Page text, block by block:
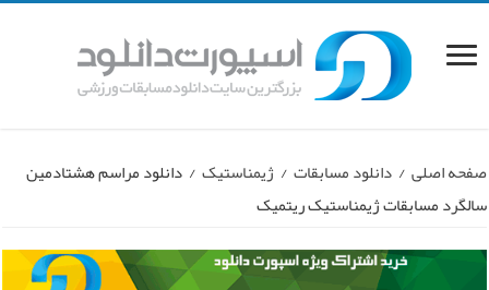
صفحه اصلی / دانلود مسابقات / ژیمناستیک / دانلود مراسم هشتادمین
سالگرد مسابقات ژیمناستیک ریتمیک